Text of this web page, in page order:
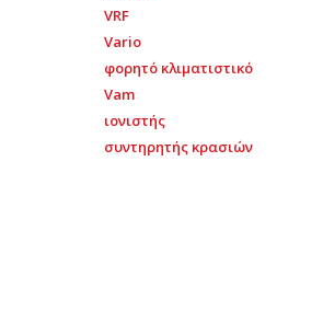
VRF
Vario
φορητό κλιματιστικό
Vam
ιονιστής
συντηρητής κρασιών